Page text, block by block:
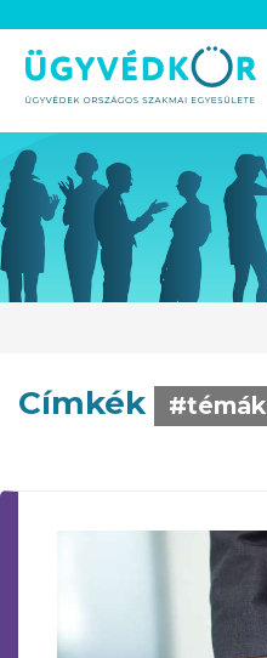
Címkék #témák